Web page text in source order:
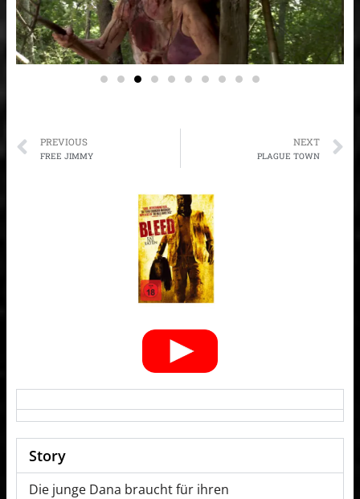
PREVIOUS
FREE JIMMY
NEXT
PLAGUE TOWN
Story
Die junge Dana braucht für ihren